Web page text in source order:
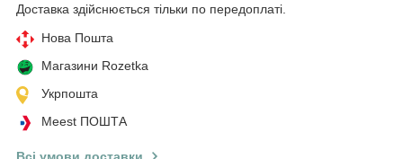
Доставка здійснюється тільки по передоплаті.
Нова Пошта
Магазини Rozetka
Укрпошта
Meest ПОШТА
Всі умови доставки